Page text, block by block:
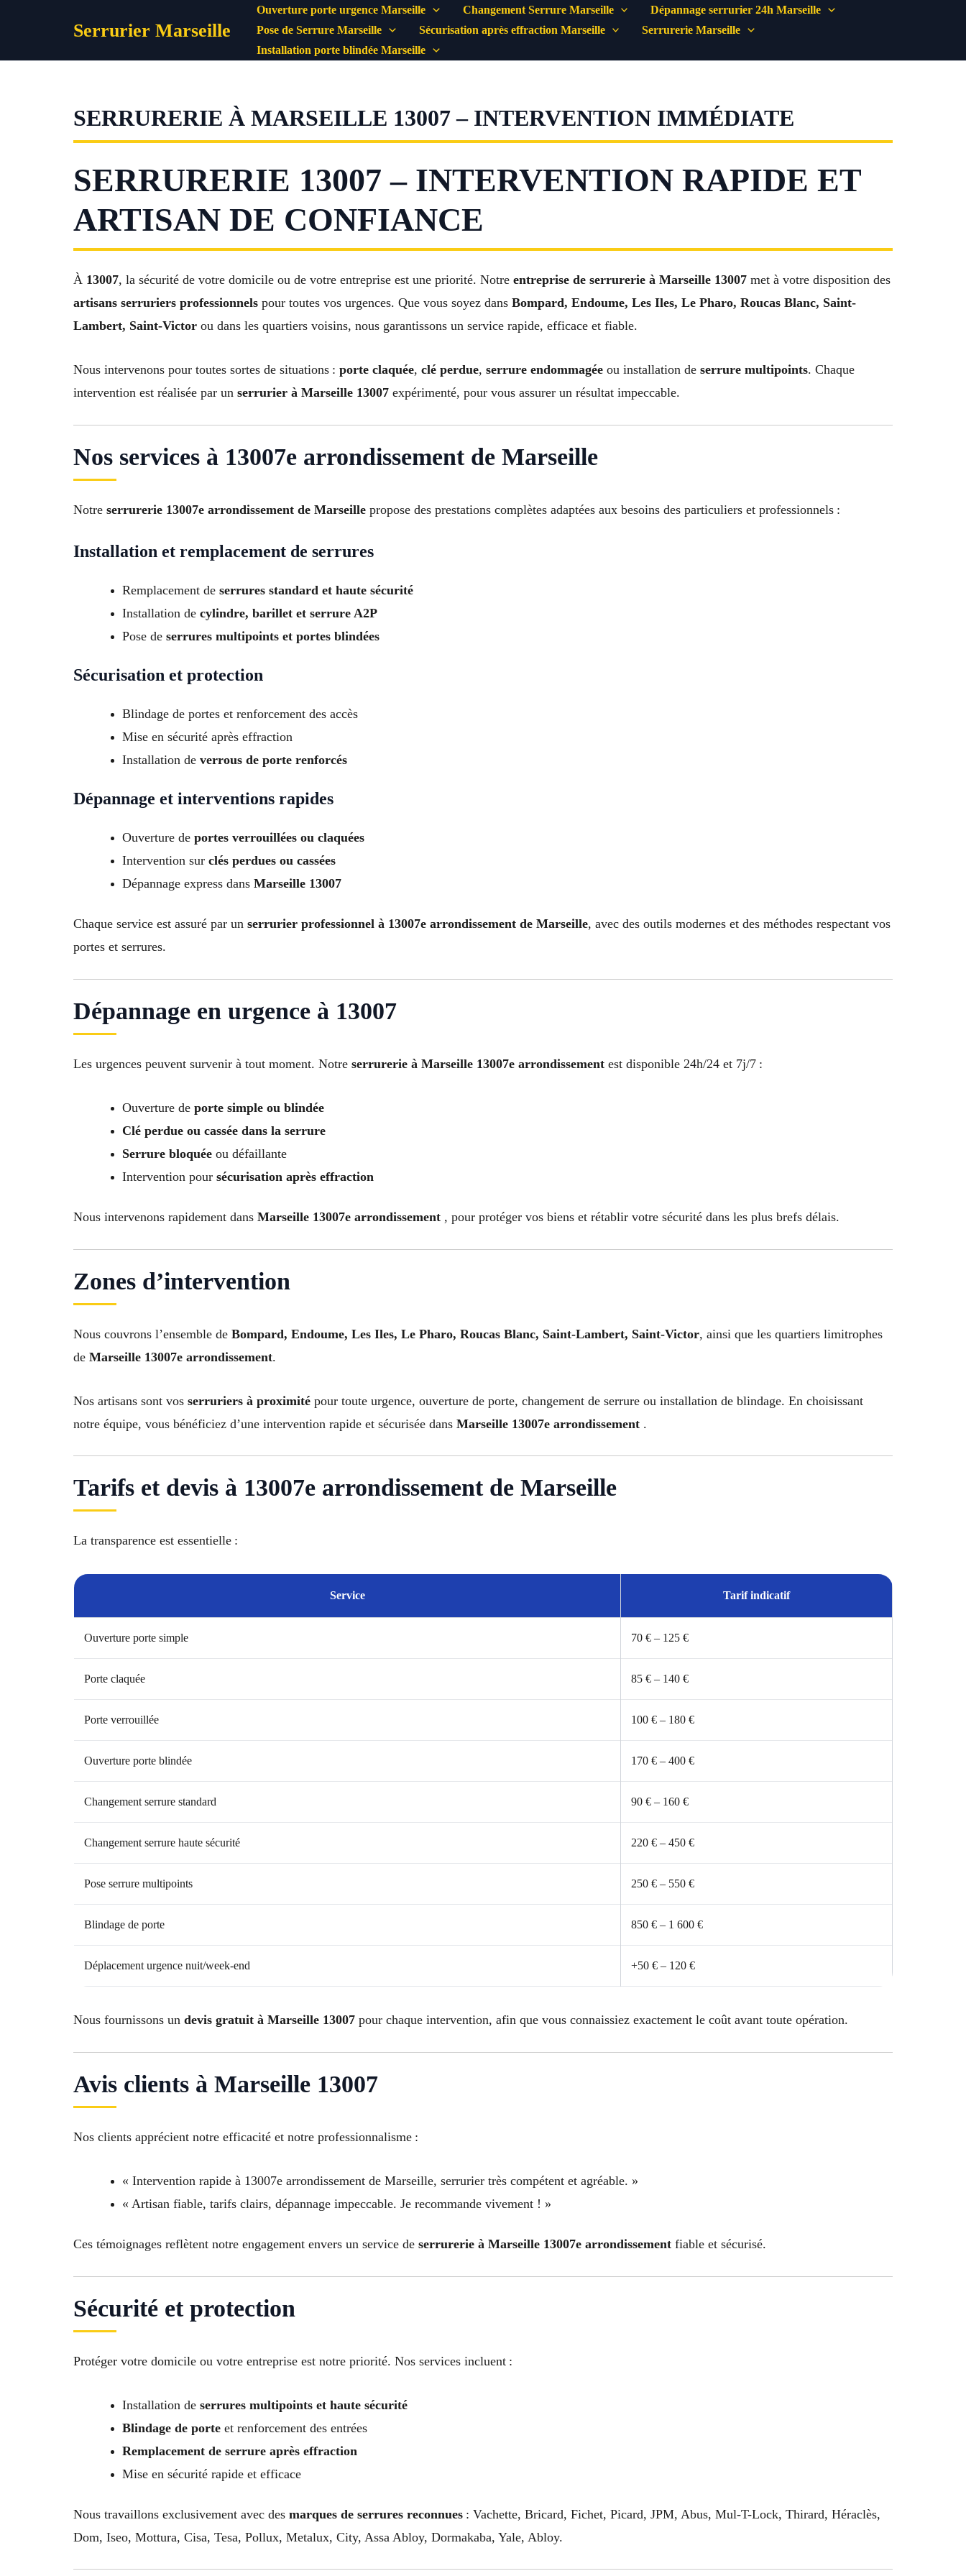
Serrurier Marseille
Ouverture porte urgence Marseille Changement Serrure Marseille
Dépannage serrurier 24h Marseille
Pose de Serrure Marseille
Sécurisation après effraction Marseille
Serrurerie Marseille
Installation porte blindée Marseille
SERRURERIE À MARSEILLE 13007 – INTERVENTION IMMÉDIATE
SERRURERIE 13007 – INTERVENTION RAPIDE ET
ARTISAN DE CONFIANCE
À 13007, la sécurité de votre domicile ou de votre entreprise est une priorité. Notre entreprise de serrurerie à Marseille 13007 met à votre disposition des
artisans serruriers professionnels pour toutes vos urgences. Que vous soyez dans Bompard, Endoume, Les Iles, Le Pharo, Roucas Blanc, Saint-
Lambert, Saint-Victor ou dans les quartiers voisins, nous garantissons un service rapide, efficace et fiable.
Nous intervenons pour toutes sortes de situations : porte claquée, clé perdue, serrure endommagée ou installation de serrure multipoints. Chaque
intervention est réalisée par un serrurier à Marseille 13007 expérimenté, pour vous assurer un résultat impeccable.
Nos services à 13007e arrondissement de Marseille
Notre serrurerie 13007e arrondissement de Marseille propose des prestations complètes adaptées aux besoins des particuliers et professionnels :
Installation et remplacement de serrures
Remplacement de serrures standard et haute sécurité
Installation de cylindre, barillet et serrure A2P
Pose de serrures multipoints et portes blindées
Sécurisation et protection
Blindage de portes et renforcement des accès
Mise en sécurité après effraction
Installation de verrous de porte renforcés
Dépannage et interventions rapides
Ouverture de portes verrouillées ou claquées
Intervention sur clés perdues ou cassées
Dépannage express dans Marseille 13007
Chaque service est assuré par un serrurier professionnel à 13007e arrondissement de Marseille, avec des outils modernes et des méthodes respectant vos
portes et serrures.
Dépannage en urgence à 13007
Les urgences peuvent survenir à tout moment. Notre serrurerie à Marseille 13007e arrondissement est disponible 24h/24 et 7j/7 :
Ouverture de porte simple ou blindée
Clé perdue ou cassée dans la serrure
Serrure bloquée ou défaillante
Intervention pour sécurisation après effraction
Nous intervenons rapidement dans Marseille 13007e arrondissement , pour protéger vos biens et rétablir votre sécurité dans les plus brefs délais.
Zones d’intervention
Nous couvrons l’ensemble de Bompard, Endoume, Les Iles, Le Pharo, Roucas Blanc, Saint-Lambert, Saint-Victor, ainsi que les quartiers limitrophes
de Marseille 13007e arrondissement.
Nos artisans sont vos serruriers à proximité pour toute urgence, ouverture de porte, changement de serrure ou installation de blindage. En choisissant
notre équipe, vous bénéficiez d’une intervention rapide et sécurisée dans Marseille 13007e arrondissement .
Tarifs et devis à 13007e arrondissement de Marseille
La transparence est essentielle :
Service Tarif indicatif
Ouverture porte simple 70 € – 125 €
Porte claquée 85 € – 140 €
Porte verrouillée 100 € – 180 €
Ouverture porte blindée 170 € – 400 €
Changement serrure standard 90 € – 160 €
Changement serrure haute sécurité 220 € – 450 €
Pose serrure multipoints 250 € – 550 €
Blindage de porte 850 € – 1 600 €
Déplacement urgence nuit/week-end +50 € – 120 €
Nous fournissons un devis gratuit à Marseille 13007 pour chaque intervention, afin que vous connaissiez exactement le coût avant toute opération.
Avis clients à Marseille 13007
Nos clients apprécient notre efficacité et notre professionnalisme :
« Intervention rapide à 13007e arrondissement de Marseille, serrurier très compétent et agréable. »
« Artisan fiable, tarifs clairs, dépannage impeccable. Je recommande vivement ! »
Ces témoignages reflètent notre engagement envers un service de serrurerie à Marseille 13007e arrondissement fiable et sécurisé.
Sécurité et protection
Protéger votre domicile ou votre entreprise est notre priorité. Nos services incluent :
Installation de serrures multipoints et haute sécurité
Blindage de porte et renforcement des entrées
Remplacement de serrure après effraction
Mise en sécurité rapide et efficace
Nous travaillons exclusivement avec des marques de serrures reconnues : Vachette, Bricard, Fichet, Picard, JPM, Abus, Mul-T-Lock, Thirard, Héraclès,
Dom, Iseo, Mottura, Cisa, Tesa, Pollux, Metalux, City, Assa Abloy, Dormakaba, Yale, Abloy.